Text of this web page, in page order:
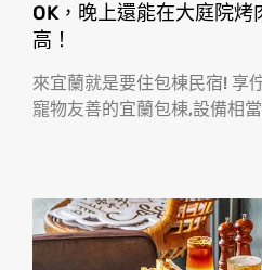
OK，晚上還能在大庭院
高！
來宜蘭就是要住包棟民宿! 享
寵物友善的宜蘭包棟,設備相